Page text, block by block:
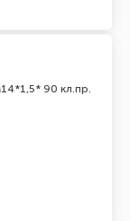
90 кл.пр.